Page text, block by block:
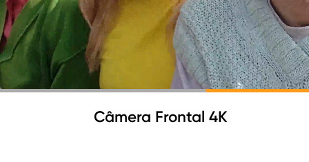
Câmera Principal 4K
Câmera Ultra-angular 4K
Câmera Frontal 4K